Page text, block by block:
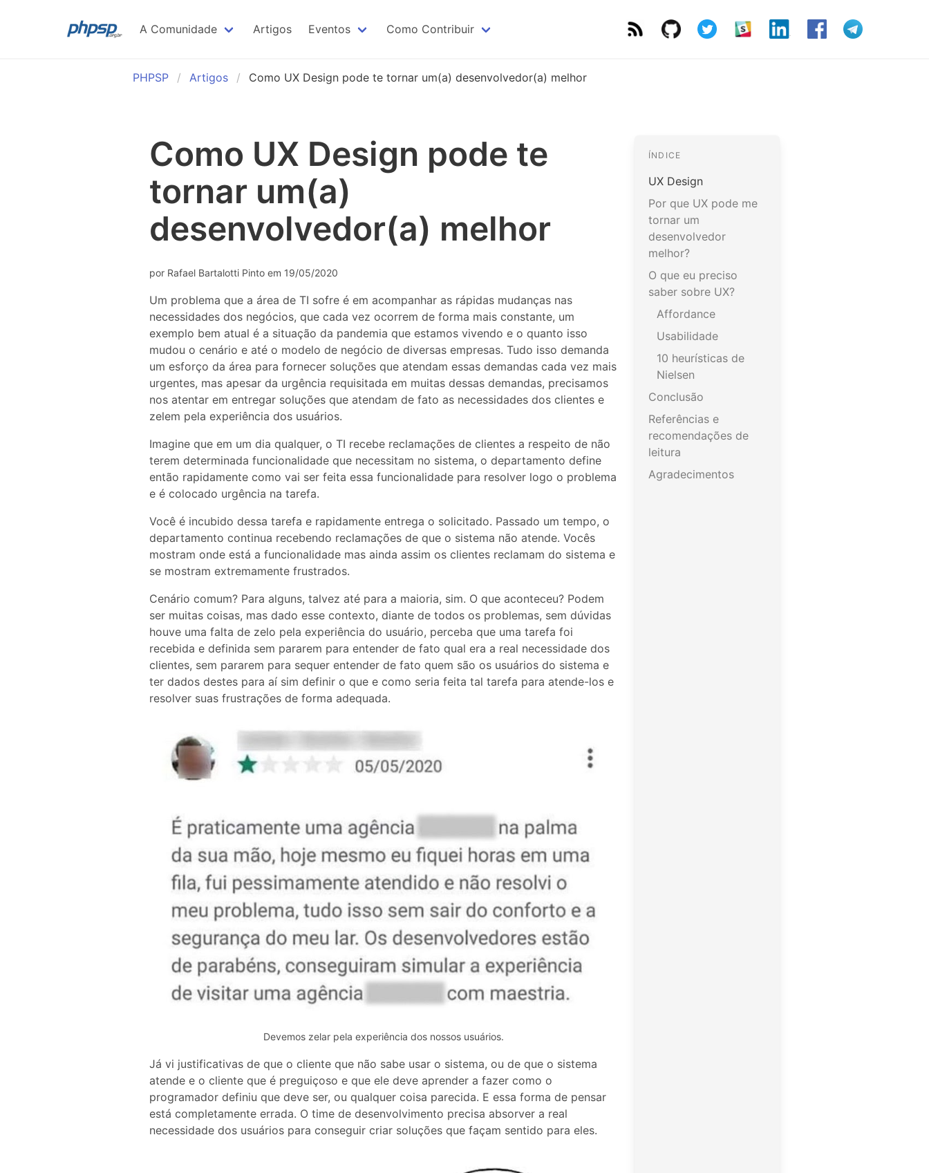
A Comunidade
Código de Conduta
Artigos Eventos
Código de Conduta para Eventos
Como Contribuir
ZF2 docs - BR
PHPSP Artigos Como UX Design pode te tornar um(a) desenvolvedor(a) melhor
Como UX Design pode te
tornar um(a)
desenvolvedor(a) melhor
por Rafael Bartalotti Pinto em 19/05/2020
Um problema que a área de TI sofre é em acompanhar as rápidas mudanças nas
necessidades dos negócios, que cada vez ocorrem de forma mais constante, um
exemplo bem atual é a situação da pandemia que estamos vivendo e o quanto isso
mudou o cenário e até o modelo de negócio de diversas empresas. Tudo isso demanda
um esforço da área para fornecer soluções que atendam essas demandas cada vez mais
urgentes, mas apesar da urgência requisitada em muitas dessas demandas, precisamos
nos atentar em entregar soluções que atendam de fato as necessidades dos clientes e
zelem pela experiência dos usuários.
Imagine que em um dia qualquer, o TI recebe reclamações de clientes a respeito de não
terem determinada funcionalidade que necessitam no sistema, o departamento define
então rapidamente como vai ser feita essa funcionalidade para resolver logo o problema
e é colocado urgência na tarefa.
Você é incubido dessa tarefa e rapidamente entrega o solicitado. Passado um tempo, o
departamento continua recebendo reclamações de que o sistema não atende. Vocês
mostram onde está a funcionalidade mas ainda assim os clientes reclamam do sistema e
se mostram extremamente frustrados.
Cenário comum? Para alguns, talvez até para a maioria, sim. O que aconteceu? Podem
ser muitas coisas, mas dado esse contexto, diante de todos os problemas, sem dúvidas
houve uma falta de zelo pela experiência do usuário, perceba que uma tarefa foi
recebida e definida sem pararem para entender de fato qual era a real necessidade dos
clientes, sem pararem para sequer entender de fato quem são os usuários do sistema e
ter dados destes para aí sim definir o que e como seria feita tal tarefa para atende-los e
resolver suas frustrações de forma adequada.
Devemos zelar pela experiência dos nossos usuários.
Já vi justificativas de que o cliente que não sabe usar o sistema, ou de que o sistema
atende e o cliente que é preguiçoso e que ele deve aprender a fazer como o
programador definiu que deve ser, ou qualquer coisa parecida. E essa forma de pensar
está completamente errada. O time de desenvolvimento precisa absorver a real
necessidade dos usuários para conseguir criar soluções que façam sentido para eles.
ÍNDICE
UX Design
Por que UX pode me
tornar um
desenvolvedor
melhor?
O que eu preciso
saber sobre UX?
Affordance
Usabilidade
10 heurísticas de
Nielsen
Conclusão
Referências e
recomendações de
leitura
Agradecimentos